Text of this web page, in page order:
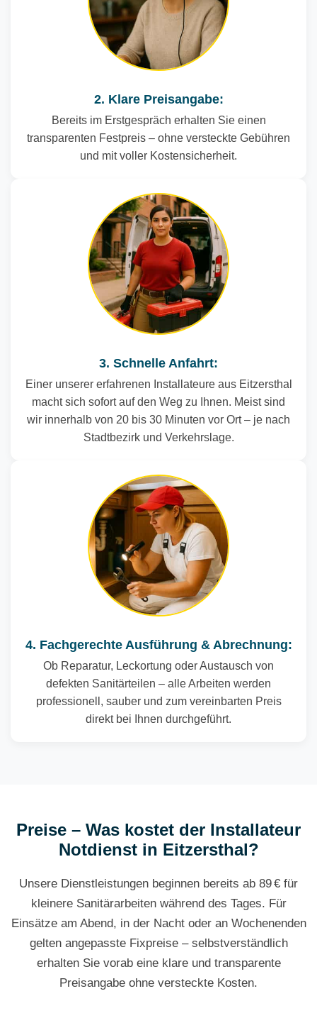
2. Klare Preisangabe:
Bereits im Erstgespräch erhalten Sie einen
transparenten Festpreis – ohne versteckte Gebühren
und mit voller Kostensicherheit.
3. Schnelle Anfahrt:
Einer unserer erfahrenen Installateure aus Eitzersthal
macht sich sofort auf den Weg zu Ihnen. Meist sind
wir innerhalb von 20 bis 30 Minuten vor Ort – je nach
Stadtbezirk und Verkehrslage.
4. Fachgerechte Ausführung & Abrechnung:
Ob Reparatur, Leckortung oder Austausch von
defekten Sanitärteilen – alle Arbeiten werden
professionell, sauber und zum vereinbarten Preis
direkt bei Ihnen durchgeführt.
Preise – Was kostet der Installateur
Notdienst in Eitzersthal?
Unsere Dienstleistungen beginnen bereits ab 89 € für
kleinere Sanitärarbeiten während des Tages. Für
Einsätze am Abend, in der Nacht oder an Wochenenden
gelten angepasste Fixpreise – selbstverständlich
erhalten Sie vorab eine klare und transparente
Preisangabe ohne versteckte Kosten.